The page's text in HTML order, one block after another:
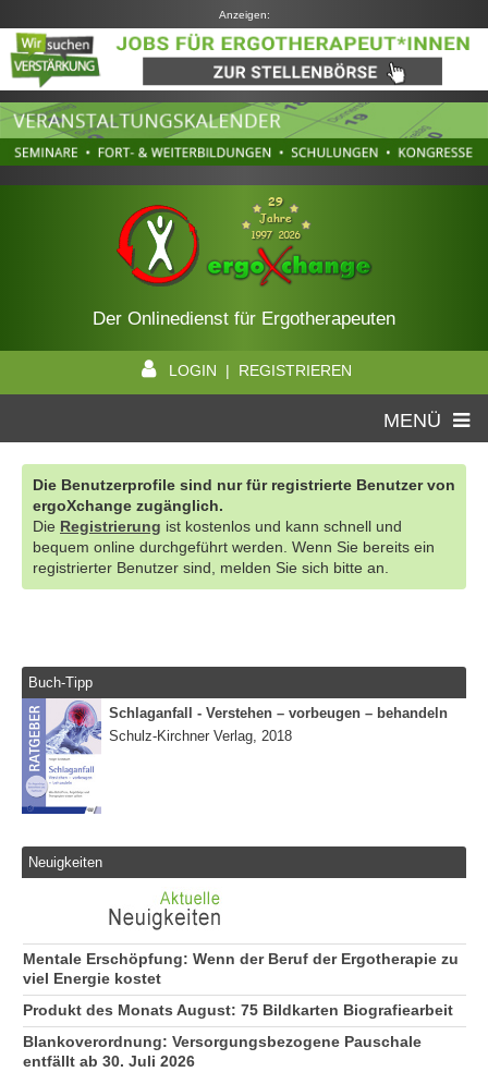
Anzeigen:
Der Onlinedienst für Ergotherapeuten
LOGIN | REGISTRIEREN
MENÜ
Die Benutzerprofile sind nur für registrierte Benutzer von
ergoXchange zugänglich.
Die Registrierung ist kostenlos und kann schnell und
bequem online durchgeführt werden. Wenn Sie bereits ein
registrierter Benutzer sind, melden Sie sich bitte an.
Buch-Tipp
Schlaganfall - Verstehen – vorbeugen – behandeln
Schulz-Kirchner Verlag, 2018
Neuigkeiten
Mentale Erschöpfung: Wenn der Beruf der Ergotherapie zu
viel Energie kostet
Produkt des Monats August: 75 Bildkarten Biografiearbeit
Blankoverordnung: Versorgungsbezogene Pauschale
entfällt ab 30. Juli 2026